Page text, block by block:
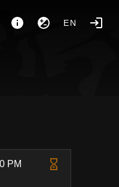
EN
PM